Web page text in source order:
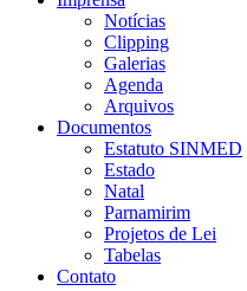
Notícias
Clipping
Galerias
Agenda
Arquivos
Documentos
Estatuto SINMED
Estado
Natal
Parnamirim
Projetos de Lei
Tabelas
Contato